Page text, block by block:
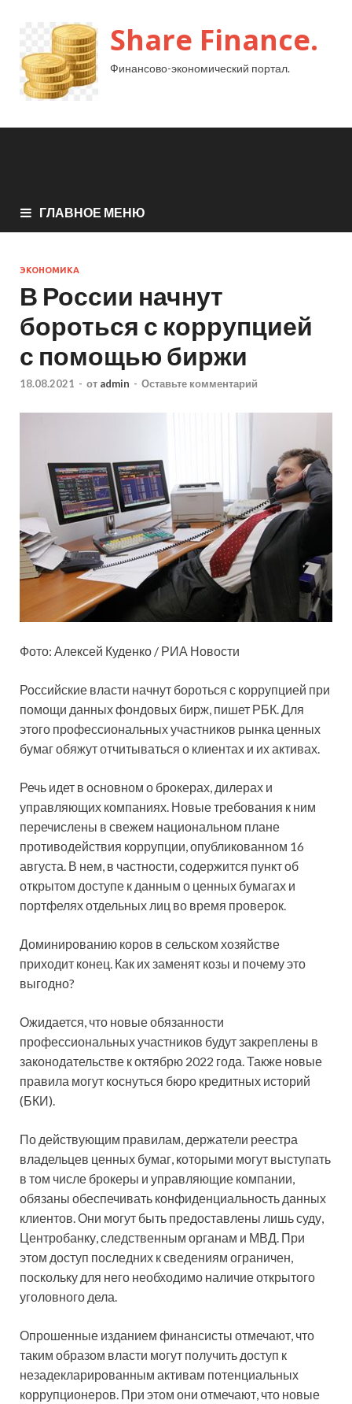
Share Finance.
Финансово-экономический портал.
ГЛАВНОЕ МЕНЮ
ЭКОНОМИКА
В России начнут
бороться с коррупцией
с помощью биржи
18.08.2021 - от admin - Оставьте комментарий
Фото: Алексей Куденко / РИА Новости
Российские власти начнут бороться с коррупцией при
помощи данных фондовых бирж, пишет РБК. Для
этого профессиональных участников рынка ценных
бумаг обяжут отчитываться о клиентах и их активах.
Речь идет в основном о брокерах, дилерах и
управляющих компаниях. Новые требования к ним
перечислены в свежем национальном плане
противодействия коррупции, опубликованном 16
августа. В нем, в частности, содержится пункт об
открытом доступе к данным о ценных бумагах и
портфелях отдельных лиц во время проверок.
Доминированию коров в сельском хозяйстве
приходит конец. Как их заменят козы и почему это
выгодно?
Ожидается, что новые обязанности
профессиональных участников будут закреплены в
законодательстве к октябрю 2022 года. Также новые
правила могут коснуться бюро кредитных историй
(БКИ).
По действующим правилам, держатели реестра
владельцев ценных бумаг, которыми могут выступать
в том числе брокеры и управляющие компании,
обязаны обеспечивать конфиденциальность данных
клиентов. Они могут быть предоставлены лишь суду,
Центробанку, следственным органам и МВД. При
этом доступ последних к сведениям ограничен,
поскольку для него необходимо наличие открытого
уголовного дела.
Опрошенные изданием финансисты отмечают, что
таким образом власти могут получить доступ к
незадекларированным активам потенциальных
коррупционеров. При этом они отмечают, что новые